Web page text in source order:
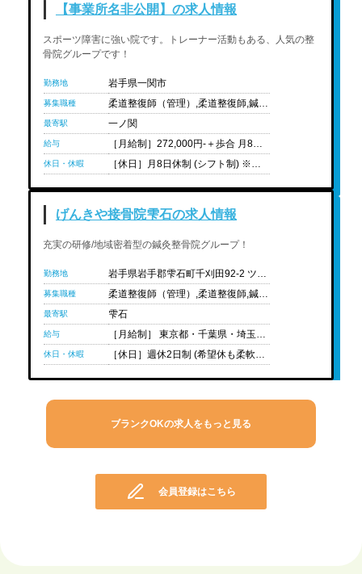
【事業所名非公開】の求人情報
スポーツ障害に強い院です。トレーナー活動もある、人気の整
骨院グループです！
勤務地 岩手県一関市
募集職種 柔道整復師（管理）,柔道整復師,鍼灸師,あん摩ﾏｯｻｰｼﾞ指圧師,国資学生（柔道整復）,国資学生（鍼灸）,国資学生（あん摩ﾏｯｻｰｼﾞ指圧）
最寄駅 一ノ関
給与 ［月給制］272,000円-＋歩合 月8休み:272,000円- ＋歩合(10:00-20:00) ［給与内訳］ ・基本給:232,940円 ・固定残業代（25.5時間分）:39,060円 月9休み:265,000円- +歩合（10:00-20:00） ［給与内訳］ ・基本給:223,132円 ・固定残業代（24時間分）:41,868円 月8休み午前午後シフト:24万円- ＋歩合(9:00-18:00/12:00-21:00) ［給与内訳］ ・基本給:204,742円 ・固定残業代（23時間分）:35,258円 月8休み時短シフト:22万円-(9:00-18:00) ［給与内訳］ ・基本給:204,742円 ・固定残業代（10時間分）:15,258円 月9休み時短シフト:21万円-(9:00-18:00) ［給与内訳］ ・基本給:196,160円 ・固定残業代（9時間分）:13,840円 月12日休み制:20万円-(10:00-20:00) ［給与内訳］ ・基本給:170,414円 ・固定残業代（19時間分）:29,586円 月12日休み制時短シフト:17万円-(9:00-18:00) ［給与内訳］ ・基本給:127,504円 ・固定残業代（27.7時間分）:42,496円 ・経験年数1年-2年:277,000円 ・経験年数3年-4年:282,000円 ・経験年数5年-6年:287,000円 ・経験年数7年-9年:292,000円 ・経験年数10年以上:297,000円 ※経験や状況に応じて変動可能性有り 経験者対象:前職給与考慮制度あり(入社後1年間適応)※週休2日制フルタイムのみ対象 ［対象者のみ支給］ ・Wライセンス手当(柔道整復師・鍼灸師):1万円 ・管理柔道整復師鍼灸師手当:2,000円(使用時:12,000円) ・歩合:成績により毎月支給される手当 ※予算達成状況によって出ない場合もございます(支給される場合は5,000円-最大1万円/月)。 ・住宅手当:5,000円/月(勤続年数によって変動する) ※実家以外の方対象 ・子供手当:3,000円/月(一人あたり)
休日・休暇 ［休日］月8日休制 (シフト制) ※その他、月9日休制、月12日休制あり ［休暇］夏季休暇(2日)・年末年始休暇(3日)・リフレッシュ休暇・ウェディング休暇・慶弔休暇・産前休暇・産後休暇・育児休暇 ※有給休暇は法定通り付与 ［年間休日］106日前後（4週8休選択時）、118日前後（4週9休選択時）160日前後(週休3日選択時)
げんきや接骨院雫石の求人情報
充実の研修/地域密着型の鍼灸整骨院グループ！
勤務地 岩手県岩手郡雫石町千刈田92-2 ツルハドラッグ雫石店内1F
募集職種 柔道整復師（管理）,柔道整復師,鍼灸師,国資学生（柔道整復）,国資学生（鍼灸）
最寄駅 雫石
給与 ［月給制］ 東京都・千葉県・埼玉県:253,000円 青森県・岩手県・宮城県・福島県:226,000円 長野県:23万円 主任:＋1万円- 副院長:＋25,000円- 院長:＋5万円+歩合+管理資格手当 ［想定年収］人材紹介会社にお問い合わせください。 ※経験や状況に応じて変動可能性有り ［給与内訳］ ・基本給: 東京都・千葉県・埼玉県215,000円 青森県・岩手県・宮城県・福島県182,000円 長野県186,000円 ・職務手当: 東京都・千葉県・埼玉県38,000円 青森県・岩手県・宮城県・福島県44,000円 長野県44,000円 ※職務手当内に残業評価給を含む。(青森県・岩手県・宮城県・福島県:30時間分 東京都・千葉県・埼玉県:24時間分 長野県:30時間分) ［対象者のみ支給］ ・管理柔道整復師手当:13,000円＋歩合(レセプト枚数×110円) ・Wライセンス手当:2万円 ＜非常勤＞ ［時給制］人材紹介担当者までお問い合わせ下さい。 ※経験や状況に応じて変動可能性有り
休日・休暇 ［休日］週休2日制 (希望休も柔軟に申請取得可能) ※関東圏のみ固定休み有(日曜日＋他1日) ［休暇］夏季休暇(2日)・年末年始休暇(6日) ※有給休暇は法定通り支給 ［年間休日］人材紹介担当者にお問い合わせ下さい ［有給消化率］取得しやすい環境です。 ［育休取得実績］有
会員登録はこちら